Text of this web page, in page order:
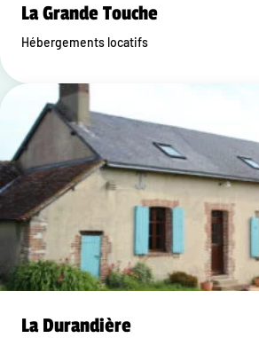
La Grande Touche
Hébergements locatifs
La Durandière